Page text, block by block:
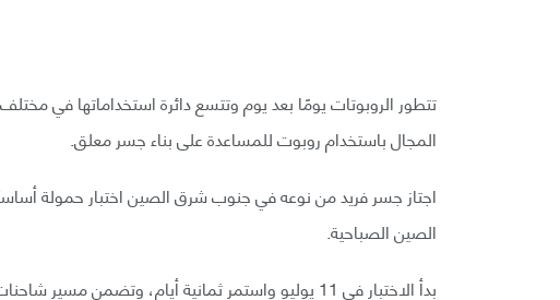
تتطور الروبوتات يومًا بعد يوم وتتسع دائرة استخداماتها في
المجال باستخدام روبوت للمساعدة على بناء جسر معلق.
الصين الصباحية.